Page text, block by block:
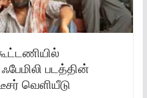
படத்தின்
வெளியீடு